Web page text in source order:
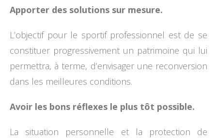
Apporter des solutions sur mesure.
L’objectif pour le sportif professionnel est de se
constituer progressivement un patrimoine qui lui
permettra, à terme, d’envisager une reconversion
dans les meilleures conditions.
Avoir les bons réflexes le plus tôt possible.
La situation personnelle et la protection de